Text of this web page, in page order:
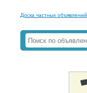
Доска частных объявлений